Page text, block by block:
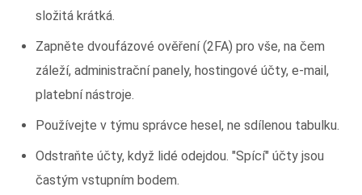
složitá krátká.
Zapněte dvoufázové ověření (2FA) pro vše, na čem
záleží, administrační panely, hostingové účty, e-mail,
platební nástroje.
Používejte v týmu správce hesel, ne sdílenou tabulku.
Odstraňte účty, když lidé odejdou. "Spící" účty jsou
častým vstupním bodem.